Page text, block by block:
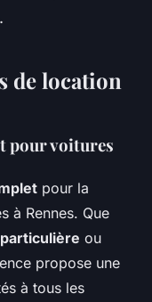
de location
pour voitures
pour la
à Rennes. Que
ou
propose une
à tous les